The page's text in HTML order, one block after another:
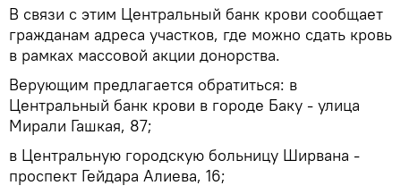
В связи с этим Центральный банк крови сообщает
гражданам адреса участков, где можно сдать кровь
в рамках массовой акции донорства.
Верующим предлагается обратиться: в
Центральный банк крови в городе Баку - улица
Мирали Гашкая, 87;
в Центральную городскую больницу Ширвана -
проспект Гейдара Алиева, 16;